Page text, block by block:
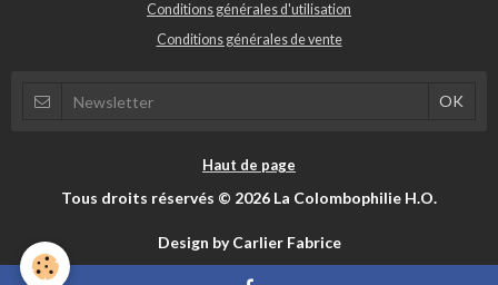
Conditions générales d'utilisation
Conditions générales de vente
Haut de page
Tous droits réservés © 2026 La Colombophilie H.O.
Design by Carlier Fabrice